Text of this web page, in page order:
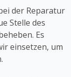
der Reparatur
Stelle des
Es
einsetzen, um